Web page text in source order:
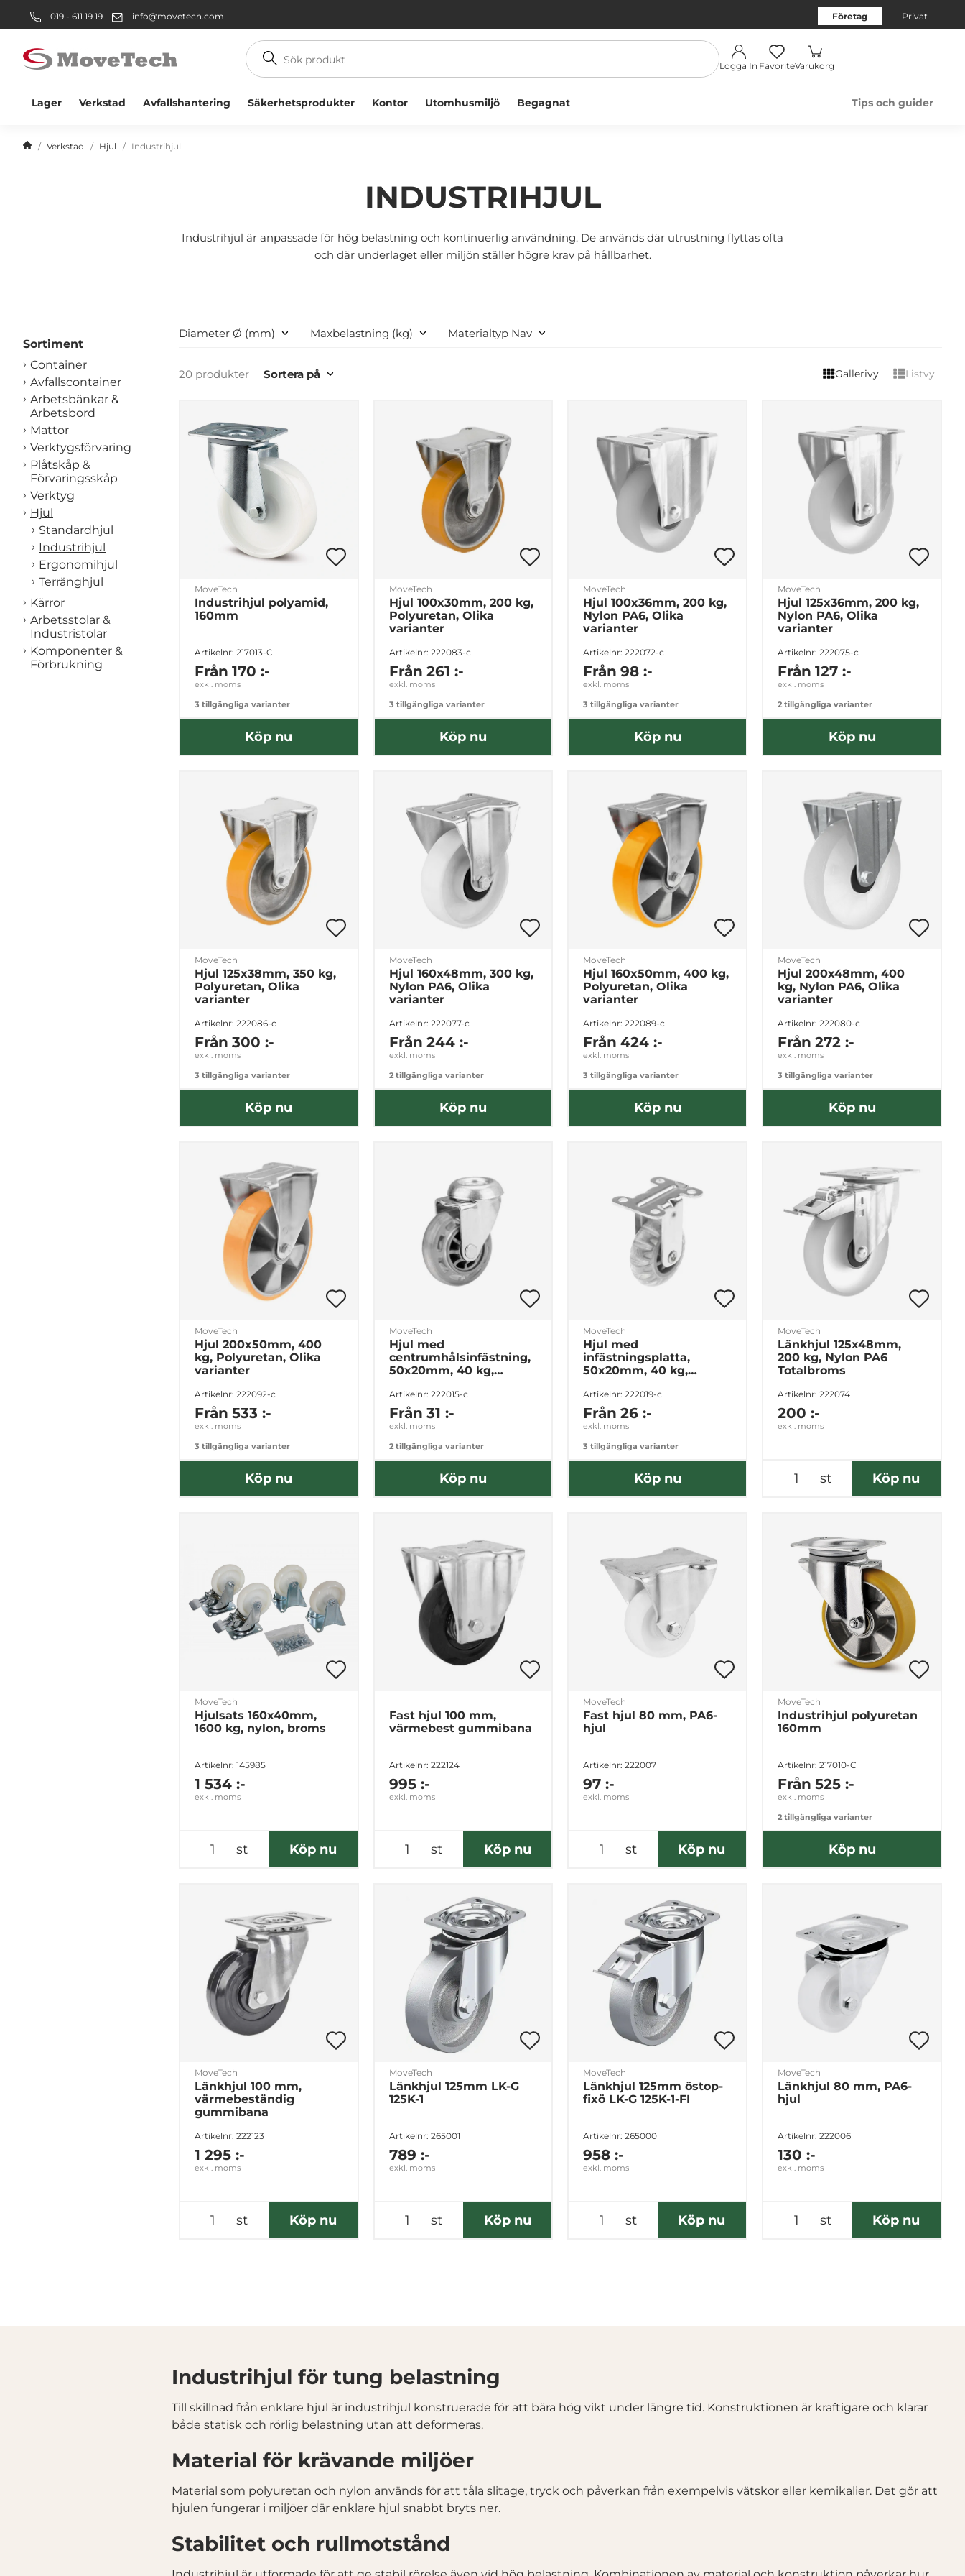
019 - 611 19 19 info@movetech.com Företag Privat
Sök
produkt
Logga In FavoriterVarukorg
Lager Verkstad Avfallshantering Säkerhetsprodukter Kontor Utomhusmiljö Begagnat Tips och guider
Verkstad Hjul Industrihjul
INDUSTRIHJUL
Industrihjul är anpassade för hög belastning och kontinuerlig användning. De används där utrustning flyttas ofta
och där underlaget eller miljön ställer högre krav på hållbarhet.
Sortiment
Container
Avfallscontainer
Arbetsbänkar &
Arbetsbord
Mattor
Verktygsförvaring
Plåtskåp &
Förvaringsskåp
Verktyg
Hjul
Standardhjul
Industrihjul
Ergonomihjul
Terränghjul
Kärror
Arbetsstolar &
Industristolar
Komponenter &
Förbrukning
Diameter Ø (mm) Maxbelastning (kg) Materialtyp Nav
20 produkter Sortera på Gallerivy Listvy
MoveTech
Industrihjul polyamid,
160mm
Artikelnr: 217013-C
Från 170 :-
exkl. moms
3 tillgängliga varianter
Köp nu
MoveTech
Hjul 100x30mm, 200 kg,
Polyuretan, Olika
varianter
Artikelnr: 222083-c
Från 261 :-
exkl. moms
3 tillgängliga varianter
Köp nu
MoveTech
Hjul 100x36mm, 200 kg,
Nylon PA6, Olika
varianter
Artikelnr: 222072-c
Från 98 :-
exkl. moms
3 tillgängliga varianter
Köp nu
MoveTech
Hjul 125x36mm, 200 kg,
Nylon PA6, Olika
varianter
Artikelnr: 222075-c
Från 127 :-
exkl. moms
2 tillgängliga varianter
Köp nu
MoveTech
Hjul 125x38mm, 350 kg,
Polyuretan, Olika
varianter
Artikelnr: 222086-c
Från 300 :-
exkl. moms
3 tillgängliga varianter
Köp nu
MoveTech
Hjul 160x48mm, 300 kg,
Nylon PA6, Olika
varianter
Artikelnr: 222077-c
Från 244 :-
exkl. moms
2 tillgängliga varianter
Köp nu
MoveTech
Hjul 160x50mm, 400 kg,
Polyuretan, Olika
varianter
Artikelnr: 222089-c
Från 424 :-
exkl. moms
3 tillgängliga varianter
Köp nu
MoveTech
Hjul 200x48mm, 400
kg, Nylon PA6, Olika
varianter
Artikelnr: 222080-c
Från 272 :-
exkl. moms
3 tillgängliga varianter
Köp nu
MoveTech
Hjul 200x50mm, 400
kg, Polyuretan, Olika
varianter
Artikelnr: 222092-c
Från 533 :-
exkl. moms
3 tillgängliga varianter
Köp nu
MoveTech
Hjul med
centrumhålsinfästning,
50x20mm, 40 kg,
varianter
Artikelnr: 222015-c
Från 31 :-
exkl. moms
2 tillgängliga varianter
Köp nu
MoveTech
Hjul med
infästningsplatta,
50x20mm, 40 kg,
varianter
Artikelnr: 222019-c
Från 26 :-
exkl. moms
3 tillgängliga varianter
Köp nu
MoveTech
Länkhjul 125x48mm,
200 kg, Nylon PA6
Totalbroms
Artikelnr: 222074
200 :-
exkl. moms
st Köp nu
MoveTech
Hjulsats 160x40mm,
1600 kg, nylon, broms
Artikelnr: 145985
1 534 :-
exkl. moms
st Köp nu
Fast hjul 100 mm,
värmebest gummibana
Artikelnr: 222124
995 :-
exkl. moms
st Köp nu
MoveTech
Fast hjul 80 mm, PA6-
hjul
Artikelnr: 222007
97 :-
exkl. moms
st Köp nu
MoveTech
Industrihjul polyuretan
160mm
Artikelnr: 217010-C
Från 525 :-
exkl. moms
2 tillgängliga varianter
Köp nu
MoveTech
Länkhjul 100 mm,
värmebeständig
gummibana
Artikelnr: 222123
1 295 :-
exkl. moms
st Köp nu
MoveTech
Länkhjul 125mm LK-G
125K-1
Artikelnr: 265001
789 :-
exkl. moms
st Köp nu
MoveTech
Länkhjul 125mm östop-
fixö LK-G 125K-1-FI
Artikelnr: 265000
958 :-
exkl. moms
st Köp nu
MoveTech
Länkhjul 80 mm, PA6-
hjul
Artikelnr: 222006
130 :-
exkl. moms
st Köp nu
Industrihjul för tung belastning
Till skillnad från enklare hjul är industrihjul konstruerade för att bära hög vikt under längre tid. Konstruktionen är kraftigare och klarar
både statisk och rörlig belastning utan att deformeras.
Material för krävande miljöer
Material som polyuretan och nylon används för att tåla slitage, tryck och påverkan från exempelvis vätskor eller kemikalier. Det gör att
hjulen fungerar i miljöer där enklare hjul snabbt bryts ner.
Stabilitet och rullmotstånd
Välkommen! Välj hur du vill handla:
Företag